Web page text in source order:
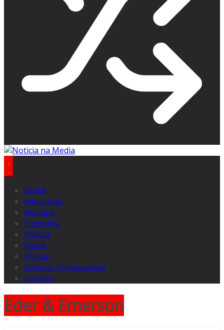
Brasil
Amazonas
Manaus
Economia
Politica
Saúde
Policial
Notícias Corporativas
Contato
Eder & Emerson